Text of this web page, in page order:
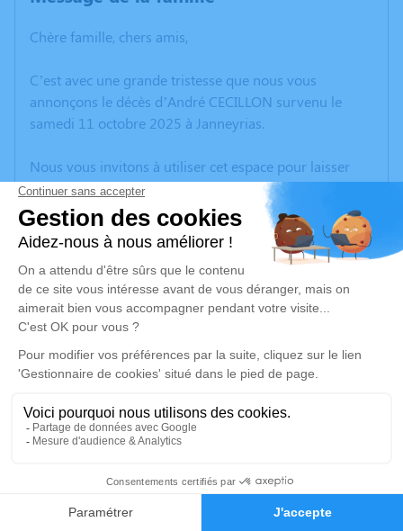
Faire-part Hommages
Chère famille, chers amis,
C’est avec une grande tristesse que nous vous
annonçons le décès d’André CECILLON survenu le
samedi 11 octobre 2025 à Janneyrias.
Nous vous invitons à utiliser cet espace pour laisser
vos condoléances, partager des photos souvenirs, une
anecdote ou exprimer vos pensées à travers des
poèmes ou des textes. Cet endroit est un lieu
d'expression dédié à honorer la mémoire d’André
CECILLON.
Cérémonie
église de Janneyrias 4 chemin de Luisset
38280 Janneyrias
Je rends hommage